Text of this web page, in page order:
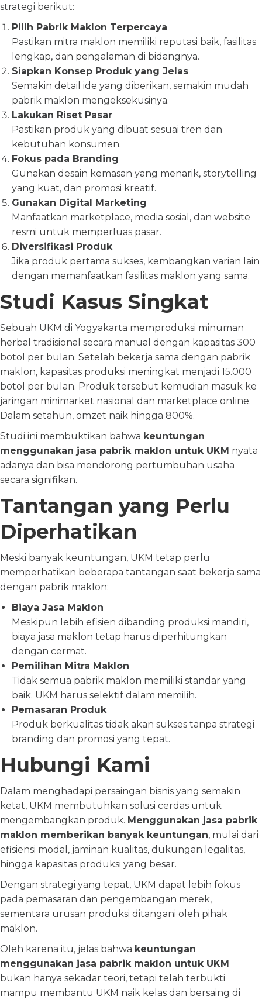
strategi berikut:
Pilih Pabrik Maklon Terpercaya
Pastikan mitra maklon memiliki reputasi baik, fasilitas
lengkap, dan pengalaman di bidangnya.
Siapkan Konsep Produk yang Jelas
Semakin detail ide yang diberikan, semakin mudah
pabrik maklon mengeksekusinya.
Lakukan Riset Pasar
Pastikan produk yang dibuat sesuai tren dan
kebutuhan konsumen.
Fokus pada Branding
Gunakan desain kemasan yang menarik, storytelling
yang kuat, dan promosi kreatif.
Gunakan Digital Marketing
Manfaatkan marketplace, media sosial, dan website
resmi untuk memperluas pasar.
Diversifikasi Produk
Jika produk pertama sukses, kembangkan varian lain
dengan memanfaatkan fasilitas maklon yang sama.
Studi Kasus Singkat
Sebuah UKM di Yogyakarta memproduksi minuman
herbal tradisional secara manual dengan kapasitas 300
botol per bulan. Setelah bekerja sama dengan pabrik
maklon, kapasitas produksi meningkat menjadi 15.000
botol per bulan. Produk tersebut kemudian masuk ke
jaringan minimarket nasional dan marketplace online.
Dalam setahun, omzet naik hingga 800%.
Studi ini membuktikan bahwa keuntungan
menggunakan jasa pabrik maklon untuk UKM nyata
adanya dan bisa mendorong pertumbuhan usaha
secara signifikan.
Tantangan yang Perlu
Diperhatikan
Meski banyak keuntungan, UKM tetap perlu
memperhatikan beberapa tantangan saat bekerja sama
dengan pabrik maklon:
Biaya Jasa Maklon
Meskipun lebih efisien dibanding produksi mandiri,
biaya jasa maklon tetap harus diperhitungkan
dengan cermat.
Pemilihan Mitra Maklon
Tidak semua pabrik maklon memiliki standar yang
baik. UKM harus selektif dalam memilih.
Pemasaran Produk
Produk berkualitas tidak akan sukses tanpa strategi
branding dan promosi yang tepat.
Hubungi Kami
Dalam menghadapi persaingan bisnis yang semakin
ketat, UKM membutuhkan solusi cerdas untuk
mengembangkan produk. Menggunakan jasa pabrik
maklon memberikan banyak keuntungan, mulai dari
efisiensi modal, jaminan kualitas, dukungan legalitas,
hingga kapasitas produksi yang besar.
Dengan strategi yang tepat, UKM dapat lebih fokus
pada pemasaran dan pengembangan merek,
sementara urusan produksi ditangani oleh pihak
maklon.
Oleh karena itu, jelas bahwa keuntungan
menggunakan jasa pabrik maklon untuk UKM
bukan hanya sekadar teori, tetapi telah terbukti
mampu membantu UKM naik kelas dan bersaing di